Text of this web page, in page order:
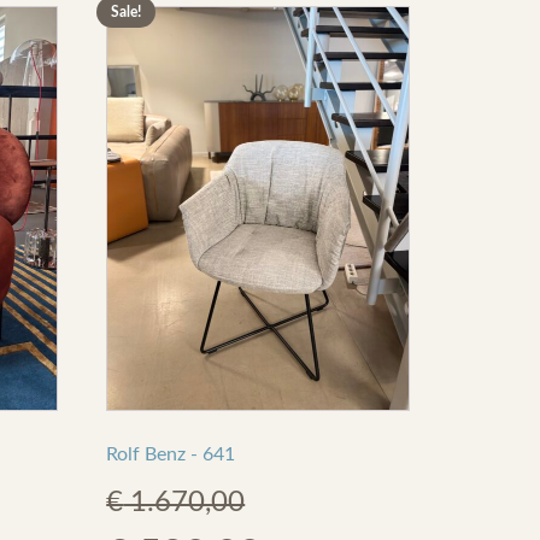
Sale!
Rolf Benz - 641
€1.670,00